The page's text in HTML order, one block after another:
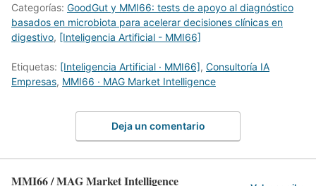
Categorías: GoodGut y MMI66: tests de apoyo al diagnóstico
basados en microbiota para acelerar decisiones clínicas en
digestivo, [Inteligencia Artificial - MMI66]
Etiquetas: [Inteligencia Artificial · MMI66], Consultoría IA
Empresas, MMI66 · MAG Market Intelligence
Deja un comentario
MMI66 / MAG Market Intelligence